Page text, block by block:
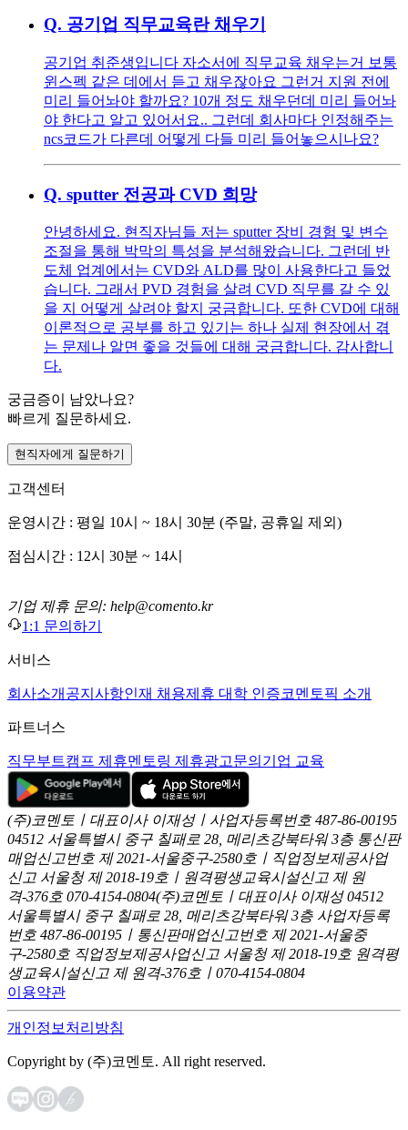
Q. 공기업 직무교육란 채우기
공기업 취준생입니다 자소서에 직무교육 채우는거 보통
윈스펙 같은 데에서 듣고 채우잖아요 그런거 지원 전에
미리 들어놔야 할까요? 10개 정도 채우던데 미리 들어놔
야 한다고 알고 있어서요.. 그런데 회사마다 인정해주는
ncs코드가 다른데 어떻게 다들 미리 들어놓으시나요?
Q. sputter 전공과 CVD 희망
안녕하세요. 현직자님들 저는 sputter 장비 경험 및 변수
조절을 통해 박막의 특성을 분석해왔습니다. 그런데 반
도체 업계에서는 CVD와 ALD를 많이 사용한다고 들었
습니다. 그래서 PVD 경험을 살려 CVD 직무를 갈 수 있
을 지 어떻게 살려야 할지 궁금합니다. 또한 CVD에 대해
이론적으로 공부를 하고 있기는 하나 실제 현장에서 겪
는 문제나 알면 좋을 것들에 대해 궁금합니다. 감사합니
다.
궁금증이 남았나요?
빠르게 질문하세요.
현직자에게 질문하기
고객센터
운영시간 : 평일 10시 ~ 18시 30분 (주말, 공휴일 제외)
점심시간 : 12시 30분 ~ 14시
기업 제휴 문의: help@comento.kr
1:1 문의하기
서비스
회사소개 공지사항인재 채용제휴 대학 인증코멘토픽 소개
파트너스
직무부트캠프 제휴멘토링 제휴광고문의 기업 교육
(주)코멘토ㅣ대표이사 이재성ㅣ사업자등록번호 487-86-00195
04512 서울특별시 중구 칠패로 28, 메리츠강북타워 3층 통신판
매업신고번호 제 2021-서울중구-2580호ㅣ직업정보제공사업
신고 서울청 제 2018-19호ㅣ원격평생교육시설신고 제 원
격-376호 070-4154-0804(주)코멘토ㅣ대표이사 이재성 04512
서울특별시 중구 칠패로 28, 메리츠강북타워 3층 사업자등록
번호 487-86-00195ㅣ통신판매업신고번호 제 2021-서울중
구-2580호 직업정보제공사업신고 서울청 제 2018-19호 원격평
생교육시설신고 제 원격-376호ㅣ070-4154-0804
이용약관
개인정보처리방침
Copyright by (주)코멘토. All right reserved.